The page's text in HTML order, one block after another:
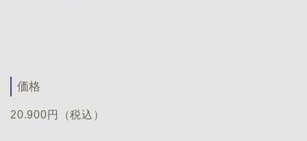
価格
20.900円（税込）